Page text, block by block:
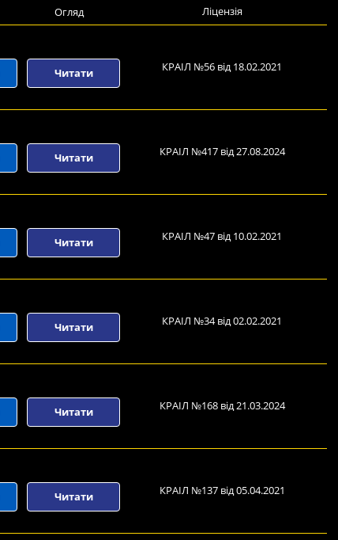
Огляд Ліцензія
Читати КРАІЛ №56 від 18.02.2021
Читати КРАІЛ №417 від 27.08.2024
Читати КРАІЛ №47 від 10.02.2021
Читати КРАІЛ №34 від 02.02.2021
Читати КРАІЛ №168 від 21.03.2024
Читати КРАІЛ №137 від 05.04.2021